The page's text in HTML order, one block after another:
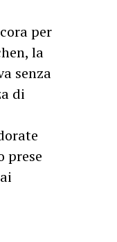
per
la
senza
di
prese